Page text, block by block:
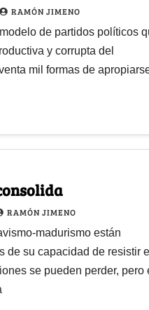
RAMÓN JIMENO
de partidos políticos
y corrupta del
mil formas de
RAMÓN JIMENO
madurismo están
de su capacidad de resistir el
se pueden perder, pero